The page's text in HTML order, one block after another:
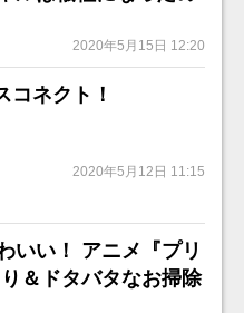
2020年5月15日 12:20
コネクト！
2020年5月12日 11:15
いい！ アニメ『プリ
＆ドタバタなお掃除